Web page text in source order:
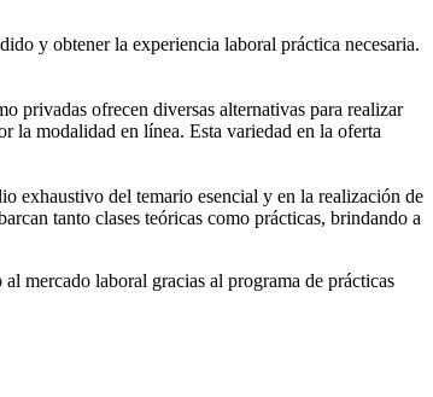
y obtener la experiencia laboral práctica necesaria.
privadas ofrecen diversas alternativas para realizar
la modalidad en línea. Esta variedad en la oferta
exhaustivo del temario esencial y en la realización de
tanto clases teóricas como prácticas, brindando a
mercado laboral gracias al programa de prácticas